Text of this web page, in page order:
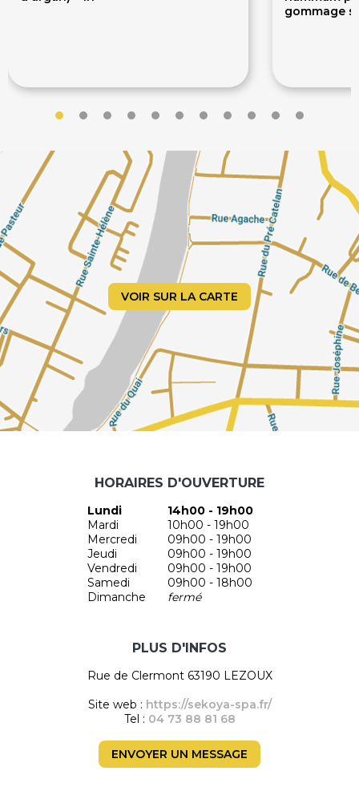
gommage
VOIR SUR LA CARTE
HORAIRES D'OUVERTURE
Lundi
14h00 - 19h00
Mardi
10h00 - 19h00
Mercredi
09h00 - 19h00
Jeudi
09h00 - 19h00
Vendredi
09h00 - 19h00
Samedi
09h00 - 18h00
Dimanche
fermé
PLUS D'INFOS
Rue de Clermont 63190 LEZOUX
Site web : https://sekoya-spa.fr/
Tel : 04 73 88 81 68
ENVOYER UN MESSAGE